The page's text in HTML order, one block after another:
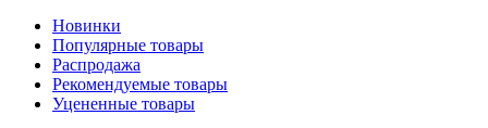
Новинки
Популярные товары
Распродажа
Рекомендуемые товары
Уцененные товары